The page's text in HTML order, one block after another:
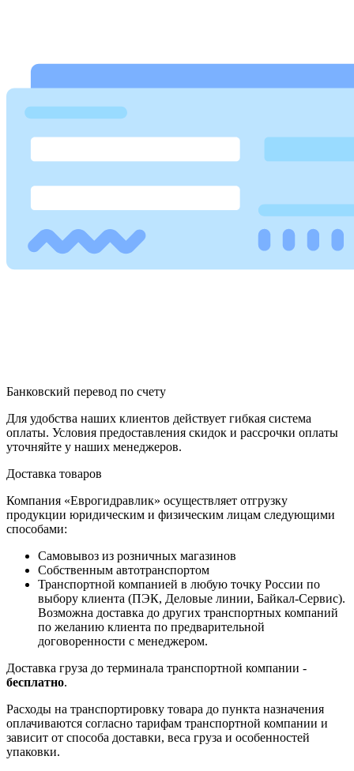
Банковский перевод по счету
Для удобства наших клиентов действует гибкая система
оплаты. Условия предоставления скидок и рассрочки оплаты
уточняйте у наших менеджеров.
Доставка товаров
Компания «Еврогидравлик» осуществляет отгрузку
продукции юридическим и физическим лицам следующими
способами:
Самовывоз из розничных магазинов
Собственным автотранспортом
Транспортной компанией в любую точку России по
выбору клиента (ПЭК, Деловые линии, Байкал-Сервис).
Возможна доставка до других транспортных компаний
по желанию клиента по предварительной
договоренности с менеджером.
Доставка груза до терминала транспортной компании -
бесплатно.
Расходы на транспортировку товара до пункта назначения
оплачиваются согласно тарифам транспортной компании и
зависит от способа доставки, веса груза и особенностей
упаковки.